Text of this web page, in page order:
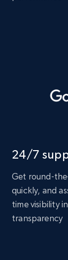
24/7
Get round-
quickly, and
time visibility
transparency